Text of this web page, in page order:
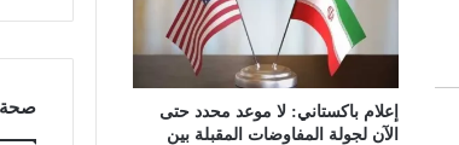
إعلام باكستاني: لا موعد محدد حتى
الآن لجولة المفاوضات المقبلة بين
صحة